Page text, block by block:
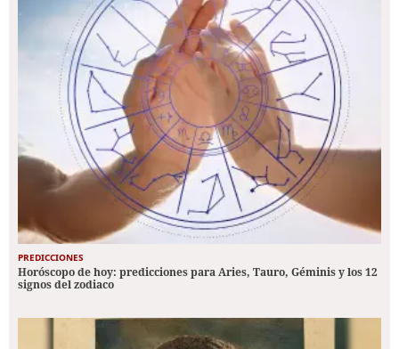
PREDICCIONES
Horóscopo de hoy: predicciones para Aries, Tauro, Géminis y los 12
signos del zodiaco